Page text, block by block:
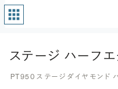
ステージ ハーフエ
PT950 ステージ ダイヤモンド